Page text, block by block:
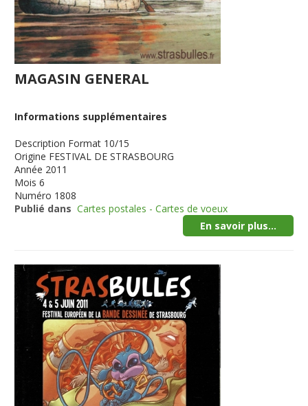
MAGASIN GENERAL
Informations supplémentaires
Description Format 10/15
Origine FESTIVAL DE STRASBOURG
Année 2011
Mois 6
Numéro 1808
Publié dans Cartes postales - Cartes de voeux
En savoir plus...